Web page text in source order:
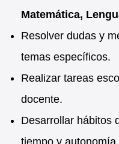
Matemática,
Resolver dudas y
temas específicos.
Realizar tareas
docente.
Desarrollar hábitos
tiempo y autonomía.